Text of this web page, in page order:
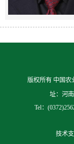
版权所有 中国
址：河
Tel：
技术